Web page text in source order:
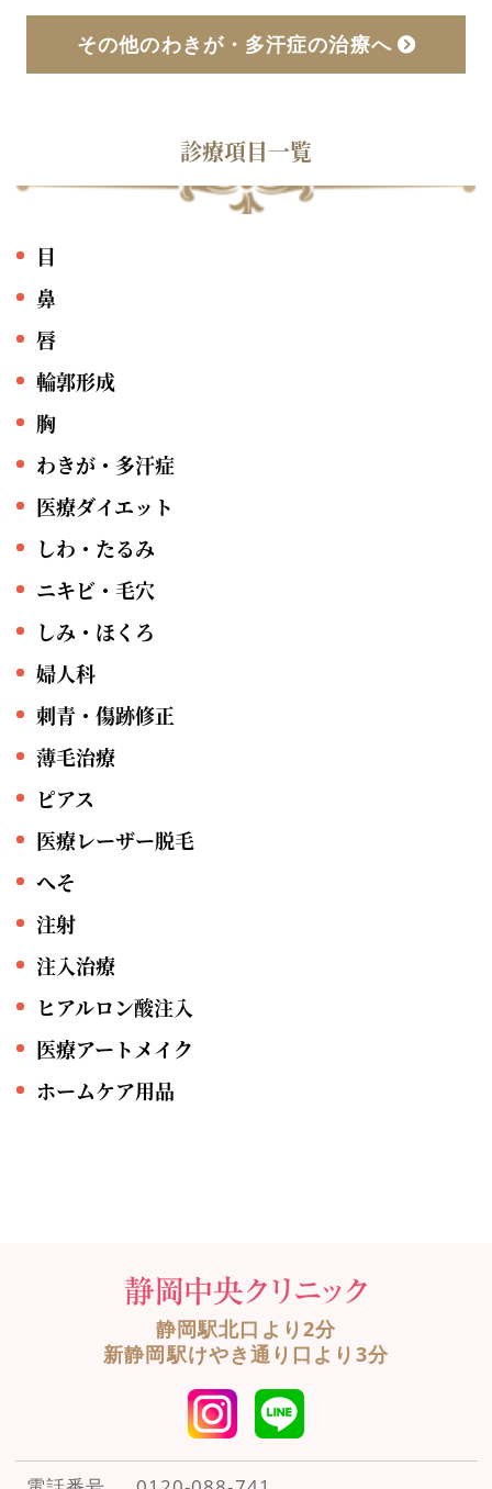
その他のわきが・多汗症の治療へ
診療項目一覧
目
鼻
唇
輪郭形成
胸
わきが・多汗症
医療ダイエット
しわ・たるみ
ニキビ・毛穴
しみ・ほくろ
婦人科
刺青・傷跡修正
薄毛治療
ピアス
医療レーザー脱毛
へそ
注射
注入治療
ヒアルロン酸注入
医療アートメイク
ホームケア用品
静岡駅北口より2分
新静岡駅けやき通り口より3分